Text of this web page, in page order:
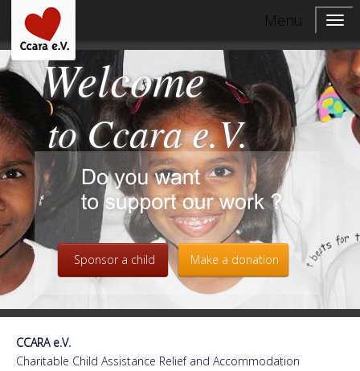
Menu
Welcome
Sponsor a child Make a donation
to Ccara e.V.
CCARA e.V.
Charitable Child Assistance Relief and Accommodation